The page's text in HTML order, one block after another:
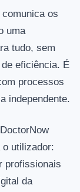
os
uma
tudo, sem
eficiência. É
processos
independente.
utilizador:
profissionais
da